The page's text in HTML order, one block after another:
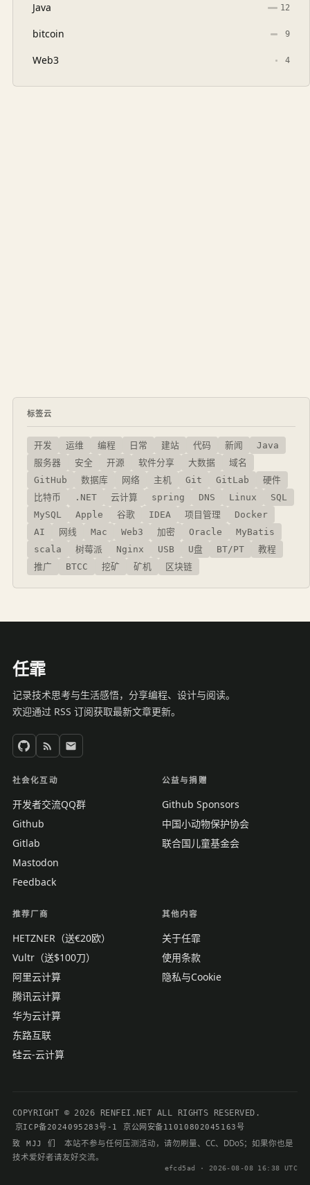
Java 12
bitcoin 9
Web3 4
标签云
开发 运维 编程 日常 建站 代码 新闻
Java
服务器
安全 开源 软件分享 大数据
域名
GitHub
数据库 网络 主机 Git GitLab
硬件
比特币
.NET 云计算 spring DNS Linux
SQL
MySQL
Apple 谷歌 IDEA 项目管理
Docker
AI
网线 Mac Web3 加密 Oracle
MyBatis
scala
树莓派 Nginx USB U盘 BT/PT
教程
推广
BTCC 挖矿 矿机 区块链
任霏
记录技术思考与生活感悟，分享编程、设计与阅读。
欢迎通过 RSS 订阅获取最新文章更新。
社会化互动
开发者交流QQ群
Github
Gitlab
Mastodon
Feedback
公益与捐赠
Github Sponsors
中国小动物保护协会
联合国儿童基金会
推荐厂商
HETZNER（送€20欧）
Vultr（送$100刀）
阿里云计算
腾讯云计算
华为云计算
东路互联
硅云-云计算
其他内容
关于任霏
使用条款
隐私与Cookie
COPYRIGHT © 2026 RENFEI.NET ALL RIGHTS RESERVED.
京ICP备2024095283号-1
京公网安备11010802045163号
致 MJJ 们
本站不参与任何压测活动，请勿刷量、CC、DDoS；如果你也是
技术爱好者请友好交流。
efcd5ad · 2026-08-08 16:38 UTC